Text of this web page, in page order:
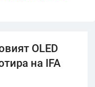
OLED
на IFA